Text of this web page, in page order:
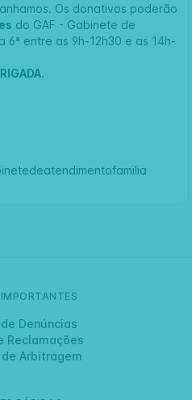
Os donativos poderão
do GAF - Gabinete de
6ª entre as 9h-12h30 e as 14h-
Denúncias
Reclamações
Arbitragem